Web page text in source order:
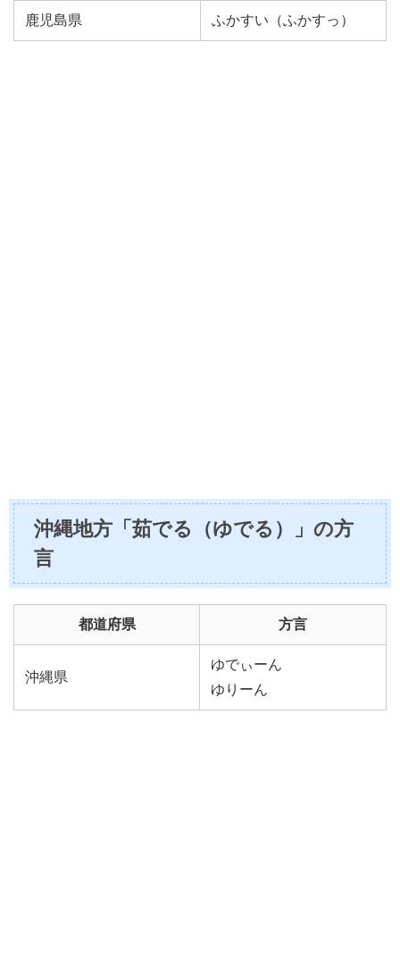
鹿児島県 ふかすい（ふかすっ）
沖縄地方「茹でる（ゆでる）」の方
言
都道府県 方言
沖縄県
ゆでぃーん
ゆりーん